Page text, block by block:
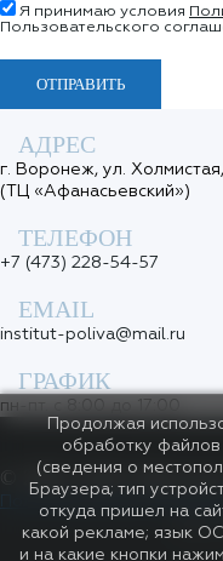
Я принимаю условия
Пользовательского
ОТПРАВИТЬ
АДРЕС
г. Воронеж, ул. Холмистая,
(ТЦ «Афанасьевский»)
ТЕЛЕФОН
+7 (473) 228-54-57
EMAIL
institut-poliva@mail.ru
ГРАФИК
пн-пт. с 8:00 до 17:00
2026, ООО
Политика
МЫ
Продолжая
обработку
(сведения о
Браузера; тип
откуда пришел на
какой рекламе; язык
и на какие кнопки